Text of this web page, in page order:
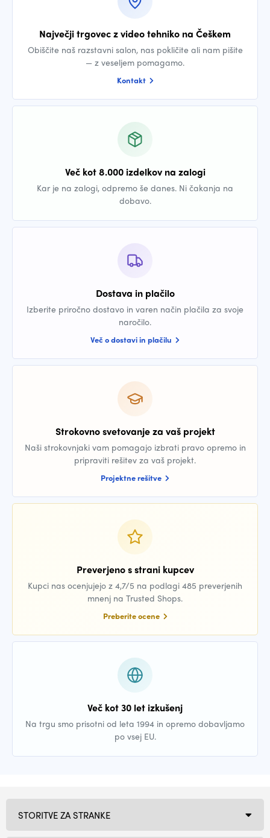
Največji trgovec z video tehniko na Češkem
Obiščite naš razstavni salon, nas pokličite ali nam pišite
— z veseljem pomagamo.
Kontakt
Več kot 8.000 izdelkov na zalogi
Kar je na zalogi, odpremo še danes. Ni čakanja na
dobavo.
Dostava in plačilo
Izberite priročno dostavo in varen način plačila za svoje
naročilo.
Več o dostavi in plačilu
Strokovno svetovanje za vaš projekt
Naši strokovnjaki vam pomagajo izbrati pravo opremo in
pripraviti rešitev za vaš projekt.
Projektne rešitve
Preverjeno s strani kupcev
Kupci nas ocenjujejo z 4,7/5 na podlagi 485 preverjenih
mnenj na Trusted Shops.
Preberite ocene
Več kot 30 let izkušenj
Na trgu smo prisotni od leta 1994 in opremo dobavljamo
po vsej EU.
STORITVE ZA STRANKE